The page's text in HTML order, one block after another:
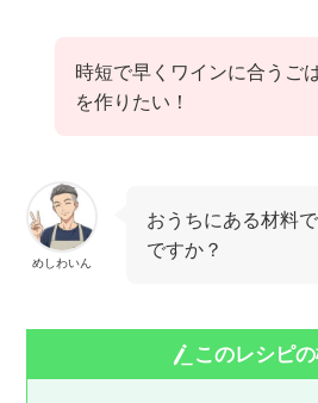
時短で早くワインに合うご
を作りたい！
めしわいん
おうちにある材料
ですか？
このレシピ